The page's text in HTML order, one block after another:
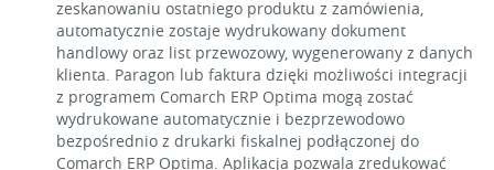
zeskanowaniu ostatniego produktu z zamówienia,
automatycznie zostaje wydrukowany dokument
handlowy oraz list przewozowy, wygenerowany z danych
klienta. Paragon lub faktura dzięki możliwości integracji
z programem Comarch ERP Optima mogą zostać
wydrukowane automatycznie i bezprzewodowo
bezpośrednio z drukarki fiskalnej podłączonej do
Comarch ERP Optima. Aplikacja pozwala zredukować